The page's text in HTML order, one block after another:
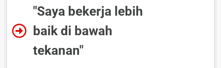
"Saya bekerja lebih
baik di bawah
tekanan"